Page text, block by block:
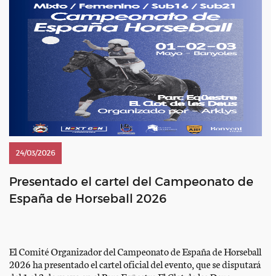
24/03/2026
Presentado el cartel del Campeonato de
España de Horseball 2026
El Comité Organizador del Campeonato de España de Horseball
2026 ha presentado el cartel oficial del evento, que se disputará